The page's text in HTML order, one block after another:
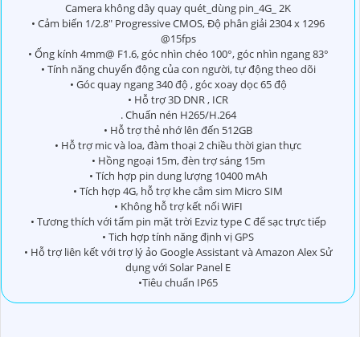
Camera không dây quay quét_dùng pin_4G_ 2K
• Cảm biến 1/2.8" Progressive CMOS, Độ phân giải 2304 x 1296
@15fps
• Ống kính 4mm@ F1.6, góc nhìn chéo 100°, góc nhìn ngang 83°
• Tính năng chuyển động của con người, tự động theo dõi
• Góc quay ngang 340 độ , góc xoay dọc 65 độ
• Hỗ trợ 3D DNR , ICR
. Chuấn nén H265/H.264
• Hỗ trợ thẻ nhớ lên đến 512GB
• Hỗ trợ mic và loa, đàm thoại 2 chiều thời gian thực
• Hồng ngoại 15m, đèn trợ sáng 15m
• Tích hợp pin dung lượng 10400 mAh
• Tích hợp 4G, hỗ trợ khe cắm sim Micro SIM
• Không hỗ trợ kết nối WiFI
• Tương thích với tấm pin mặt trời Ezviz type C để sạc trực tiếp
• Tich hợp tính năng định vị GPS
• Hỗ trợ liên kết với trợ lý ảo Google Assistant và Amazon Alex Sử
dụng với Solar Panel E
•Tiêu chuẩn IP65